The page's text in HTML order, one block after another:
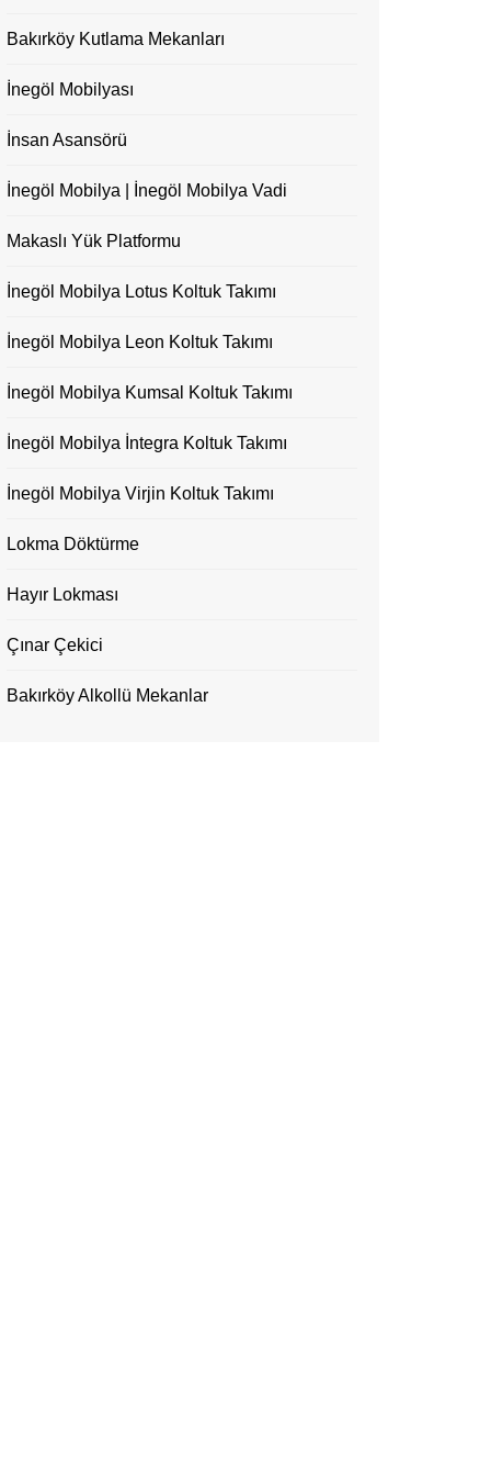
Bakırköy Kutlama Mekanları
İnegöl Mobilyası
İnsan Asansörü
İnegöl Mobilya | İnegöl Mobilya Vadi
Makaslı Yük Platformu
İnegöl Mobilya Lotus Koltuk Takımı
İnegöl Mobilya Leon Koltuk Takımı
İnegöl Mobilya Kumsal Koltuk Takımı
İnegöl Mobilya İntegra Koltuk Takımı
İnegöl Mobilya Virjin Koltuk Takımı
Lokma Döktürme
Hayır Lokması
Çınar Çekici
Bakırköy Alkollü Mekanlar